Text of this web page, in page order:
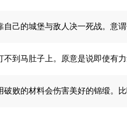
己的城堡与敌人决一死战。意谓
到马肚子上。原意是说即使有
败的材料会伤害美好的锦缎。